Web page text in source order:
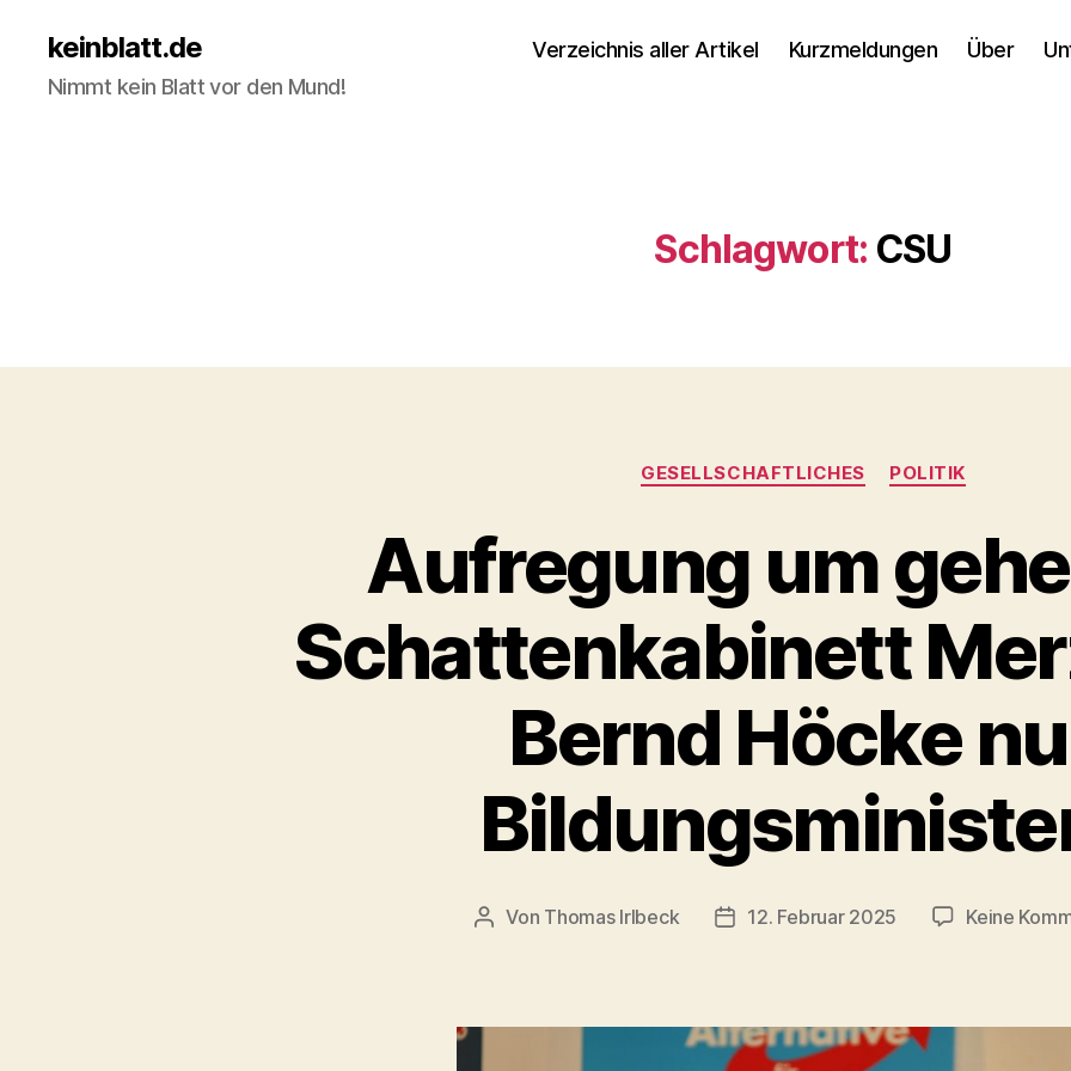
keinblatt.de
Nimmt kein Blatt vor den Mund!
Verzeichnis aller Artikel Kurzmeldungen Über
Schlagwort: CSU
Kategorien
GESELLSCHAFTLICHES POLITIK
Aufregung um
Schattenkabinett
Bernd Höcke
Beitragsautor
Von Thomas Irlbeck Veröffentlichungsdatum
12. Februar 2025 Keine